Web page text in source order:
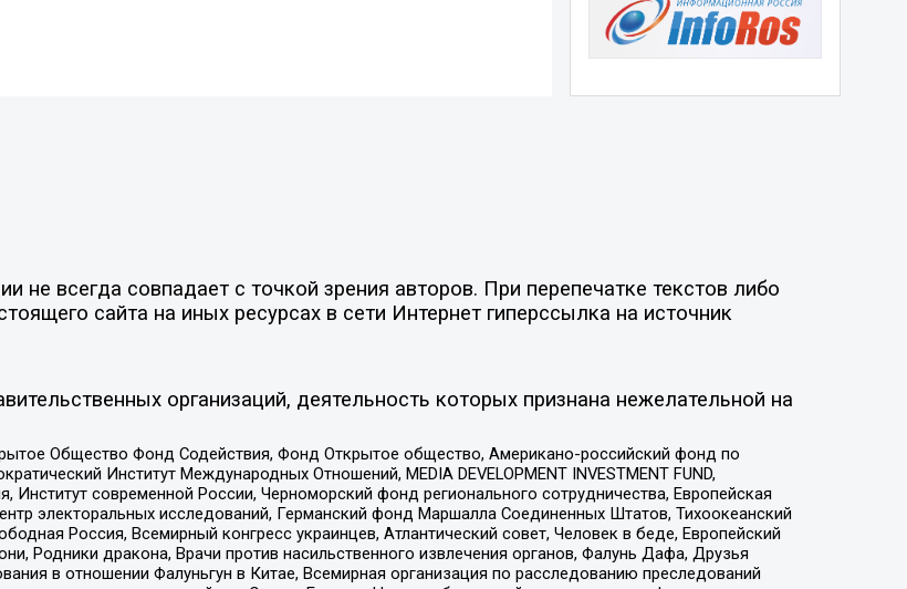
всегда совпадает с точкой зрения авторов. При перепечатке текстов либо
сайта на иных ресурсах в сети Интернет гиперссылка на источник
организаций, деятельность которых признана нежелательной на
Общество Фонд Содействия, Фонд Открытое общество, Американо-российский фонд по
Институт Международных Отношений, MEDIA DEVELOPMENT INVESTMENT FUND,
современной России, Черноморский фонд регионального сотрудничества, Европейская
электоральных исследований, Германский фонд Маршалла Соединенных Штатов, Тихоокеанский
Россия, Всемирный конгресс украинцев, Атлантический совет, Человек в беде, Европейский
Родники дракона, Врачи против насильственного извлечения органов, Фалунь Дафа, Друзья
в отношении Фалуньгун в Китае, Всемирная организация по расследованию преследований